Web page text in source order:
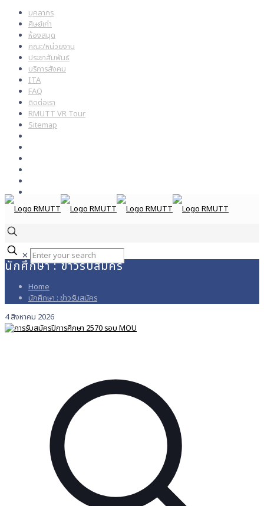
บุคลากร
ศิษย์เก่า
ห้องสมุด
คณะ/หน่วยงาน
ประชาสัมพันธ์
บริการสังคม
ITA
FAQ
ติดต่อเรา
RMUTT VR Tour
Sitemap
✕
นักศึกษา : ข่าวรับสมัคร
Home
นักศึกษา : ข่าวรับสมัคร
4 สิงหาคม 2026